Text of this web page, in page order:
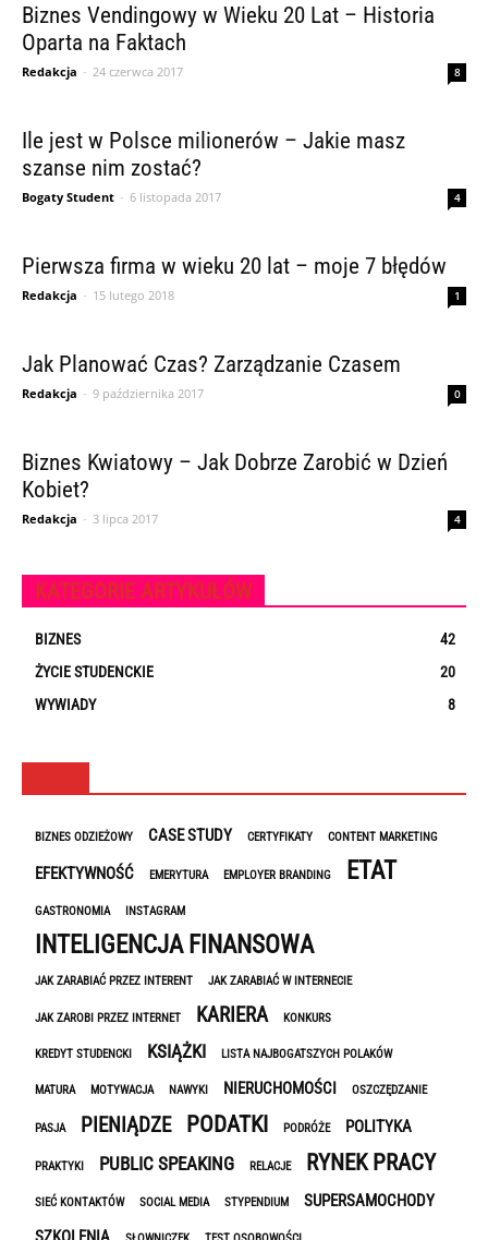
Biznes Vendingowy w Wieku 20 Lat – Historia
Oparta na Faktach
Redakcja - 24 czerwca 2017 8
Ile jest w Polsce milionerów – Jakie masz
szanse nim zostać?
Bogaty Student - 6 listopada 2017 4
Pierwsza firma w wieku 20 lat – moje 7 błędów
Redakcja - 15 lutego 2018 1
Jak Planować Czas? Zarządzanie Czasem
Redakcja - 9 października 2017 0
Biznes Kwiatowy – Jak Dobrze Zarobić w Dzień
Kobiet?
Redakcja - 3 lipca 2017 4
KATEGORIE ARTYKUŁÓW
BIZNES
42
ŻYCIE STUDENCKIE
20
WYWIADY
8
BIZNES ODZIEŻOWY CASE STUDY CERTYFIKATY CONTENT MARKETING
EFEKTYWNOŚĆ EMERYTURA EMPLOYER BRANDING ETAT
GASTRONOMIA INSTAGRAM
INTELIGENCJA FINANSOWA
JAK ZARABIAĆ PRZEZ INTERENT JAK ZARABIAĆ W INTERNECIE
JAK ZAROBI PRZEZ INTERNET KARIERA KONKURS
KREDYT STUDENCKI KSIĄŻKI LISTA NAJBOGATSZYCH POLAKÓW
MATURA MOTYWACJA NAWYKI NIERUCHOMOŚCI OSZCZĘDZANIE
PASJA PIENIĄDZE PODATKI PODRÓŻE POLITYKA
PRAKTYKI PUBLIC SPEAKING RELACJE RYNEK PRACY
SIEĆ KONTAKTÓW SOCIAL MEDIA STYPENDIUM
SUPERSAMOCHODY